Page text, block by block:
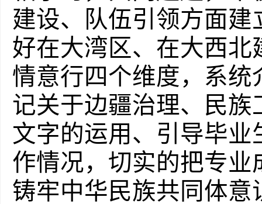
建设、队伍引领方面
好在大湾区、在大西
情意行四个维度，系
记关于边疆治理、民
文字的运用、引导毕
作情况，切实的把专
铸牢中华民族共同体